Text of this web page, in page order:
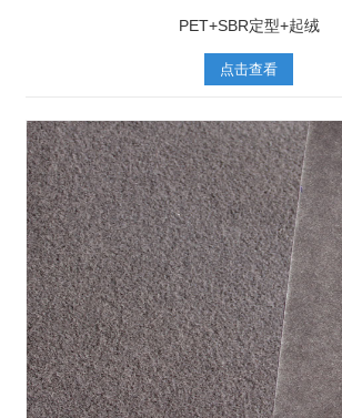
PET+SBR定型+起绒
点击查看